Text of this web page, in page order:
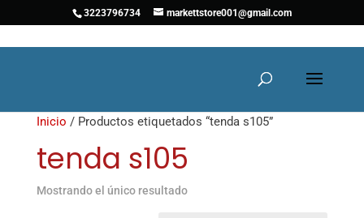
3223796734 markettstore001@gmail.com
Inicio / Productos etiquetados “tenda s105”
tenda s105
Mostrando el único resultado